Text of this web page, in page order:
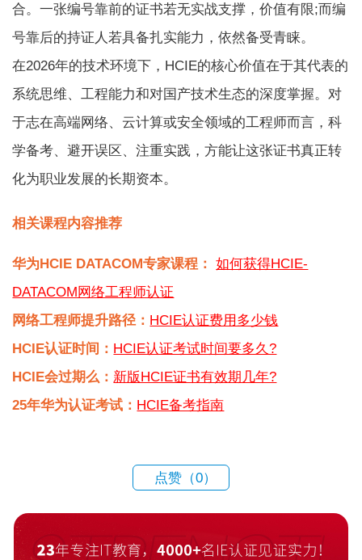
合。一张编号靠前的证书若无实战支撑，价值有限;而编
号靠后的持证人若具备扎实能力，依然备受青睐。
在2026年的技术环境下，HCIE的核心价值在于其代表的
系统思维、工程能力和对国产技术生态的深度掌握。对
于志在高端网络、云计算或安全领域的工程师而言，科
学备考、避开误区、注重实践，方能让这张证书真正转
化为职业发展的长期资本。
相关课程内容推荐
华为HCIE DATACOM专家课程：
如何获得HCIE-
DATACOM网络工程师认证
网络工程师提升路径： HCIE认证费用多少钱
HCIE认证时间： HCIE认证考试时间要多久?
HCIE会过期么： 新版HCIE证书有效期几年?
25年华为认证考试： HCIE备考指南
点赞（0）